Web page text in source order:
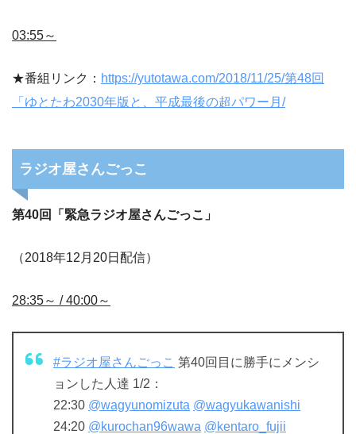
03:55～
★番組リンク： https://yutotawa.com/2018/11/25/第48回
「ゆとたわ2030年版と、平成最後の超パワー月/
ラジオ屋さんごっこ
第40回「緊急ラジオ屋さんごっこ」
（2018年12月20日配信）
28:35～ / 40:00～
#ラジオ屋さんごっこ 第40回目に勝手にメンシ
ョンした人達 1/2：
22:30 @wagyunomizuta @wagyukawanishi
24:20 @kurochan96wawa @kentaro_fujii